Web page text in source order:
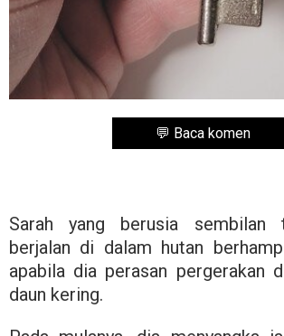
💬 Baca komen
Sarah yang berusia sembilan
berjalan di dalam hutan
apabila dia perasan pergerakan
daun kering.